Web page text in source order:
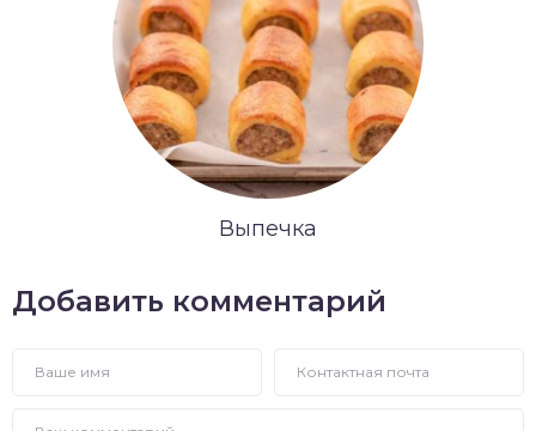
Выпечка
Добавить комментарий